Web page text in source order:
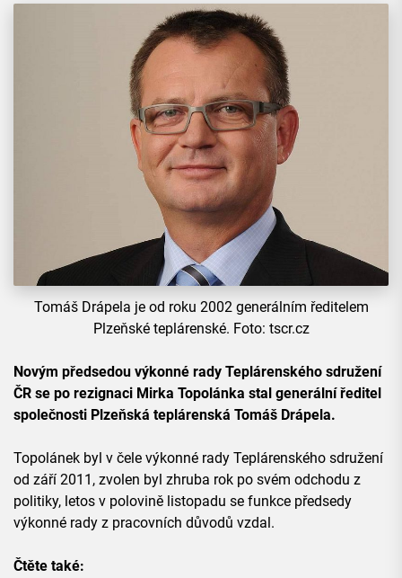
Tomáš Drápela je od roku 2002 generálním ředitelem
Plzeňské teplárenské. Foto: tscr.cz
Novým předsedou výkonné rady Teplárenského sdružení
ČR se po rezignaci Mirka Topolánka stal generální ředitel
společnosti Plzeňská teplárenská Tomáš Drápela.
Topolánek byl v čele výkonné rady Teplárenského sdružení
od září 2011, zvolen byl zhruba rok po svém odchodu z
politiky, letos v polovině listopadu se funkce předsedy
výkonné rady z pracovních důvodů vzdal.
Čtěte také: